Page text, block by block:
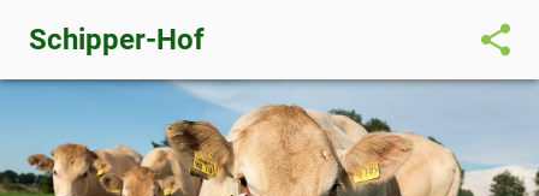
Schipper-Hof share